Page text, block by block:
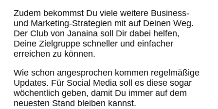
Zudem bekommst Du viele weitere Business-
und Marketing-Strategien mit auf Deinen Weg.
Der Club von Janaina soll Dir dabei helfen,
Deine Zielgruppe schneller und einfacher
erreichen zu können.
Wie schon angesprochen kommen regelmäßige
Updates. Für Social Media soll es diese sogar
wöchentlich geben, damit Du immer auf dem
neuesten Stand bleiben kannst.